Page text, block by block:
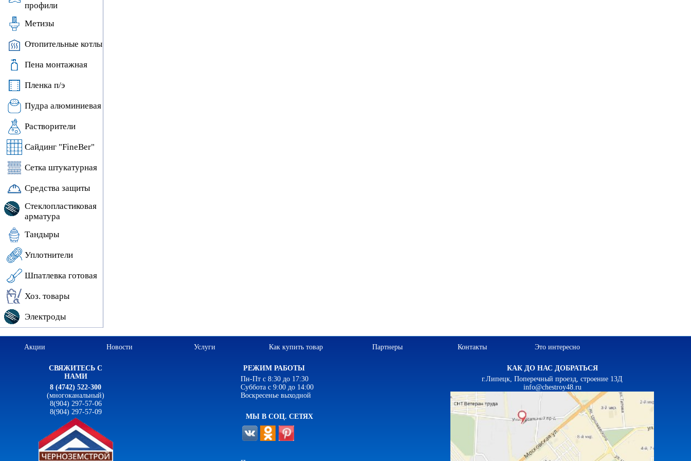
профили
Метизы
Отопительные котлы
Пена монтажная
Пленка п/э
Пудра алюминиевая
Растворители
Сайдинг "FineBer"
Сетка штукатурная
Средства защиты
Стеклопластиковая
арматура
Тандыры
Уплотнители
Шпатлевка готовая
Хоз. товары
Электроды
Акции Новости Услуги Как купить товар Партнеры Контакты Это интересно
СВЯЖИТЕСЬ С
НАМИ
8 (4742) 522-300
(многоканальный)
8(904) 297-57-06
8(904) 297-57-09
РЕЖИМ РАБОТЫ
Пн-Пт с 8:30 до 17:30
Суббота с 9:00 до 14:00
Воскресенье выходной
МЫ В СОЦ. СЕТЯХ
КАК ДО НАС ДОБРАТЬСЯ
г.Липецк, Поперечный проезд, строение 13Д
info@chestroy48.ru